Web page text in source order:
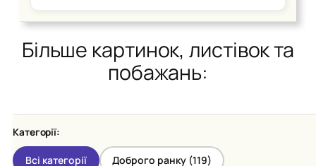
Більше картинок, листівок та
побажань:
Категорії:
Всі категорії Доброго ранку (119)